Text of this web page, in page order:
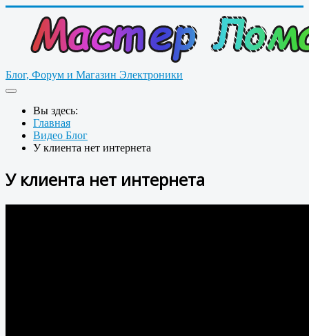
Блог, Форум и Магазин Электроники
Вы здесь:
Главная
Видео Блог
У клиента нет интернета
У клиента нет интернета